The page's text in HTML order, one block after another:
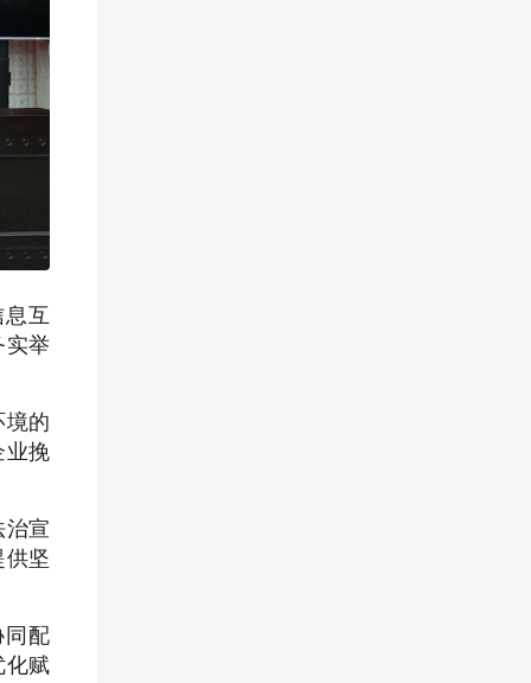
互
实举
境的
业挽
治宣
供坚
同配
化赋